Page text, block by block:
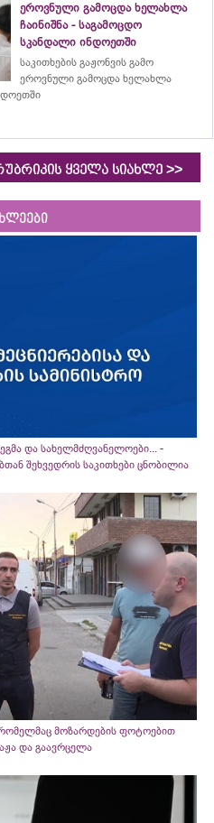
ეროვნული გამოცდა ხელახლა
ჩაინიშნა - საგამოცდო
სკანდალი ინდოეთში
საკითხების გაჟონვის გამო
ეროვნული გამოცდა ხელახლა
ყველა სიახლე >>
და სახელმძღვანელოები... -
შეხვედრის საკითხები ცნობილია
მოზარდების ფოტოებით
და გაავრცელა